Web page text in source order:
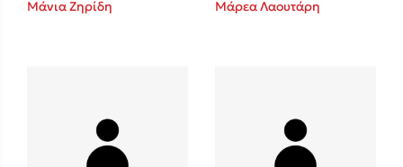
Playlist
Μάνια Ζηρίδη Μάρεα Λαουτάρη